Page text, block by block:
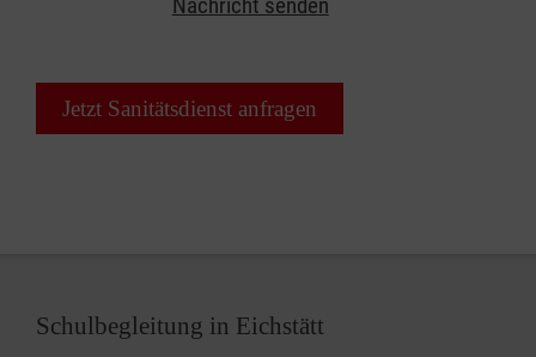
Absicherung umsichtiger Veranstalter ergibt sich
zuletzt aus gesetzlichen Vorschriften und zum
Beispiel den Auflagen von Sportverbänden für die
Jetzt Sanitätsdienst anfragen
Schulbegleitung in Eichstätt